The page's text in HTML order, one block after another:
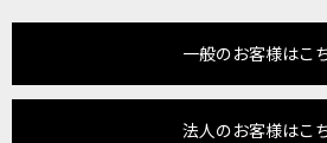
一般のお客様はこ
法人のお客様はこ